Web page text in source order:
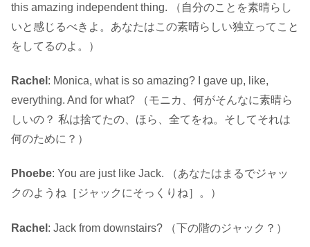
this amazing independent thing. （自分のことを素晴らし
いと感じるべきよ。あなたはこの素晴らしい独立ってこと
をしてるのよ。）
Rachel : Monica, what is so amazing? I gave up, like,
everything. And for what? （モニカ、何がそんなに素晴ら
しいの？ 私は捨てたの、ほら、全てをね。そしてそれは
何のために？）
Phoebe: You are just like Jack. （あなたはまるでジャッ
クのようね［ジャックにそっくりね］。）
Rachel : Jack from downstairs? （下の階のジャック？）